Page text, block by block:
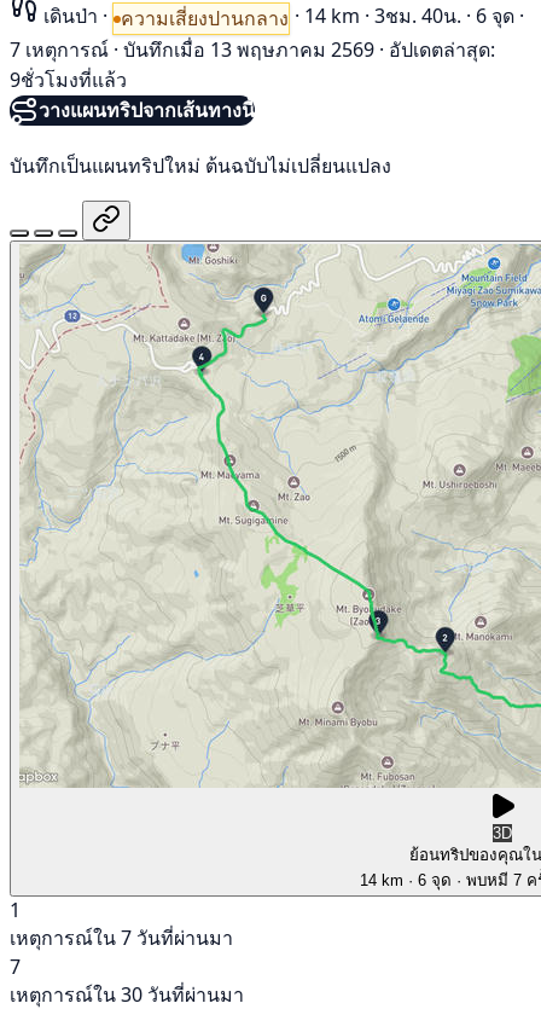
เดินป่า · ความเสี่ยงปานกลาง · 14 km · 3ชม. 40น. · 6 จุด ·
7 เหตุการณ์ · บันทึกเมื่อ 13 พฤษภาคม 2569 · อัปเดตล่าสุด:
9ชั่วโมงที่แล้ว
วางแผนทริปจากเส้นทางนี้
บันทึกเป็นแผนทริปใหม่ ต้นฉบับไม่เปลี่ยนแปลง
3D
ย้อนทริปของคุณใ
14 km · 6 จุด · พบหมี 7
1
เหตุการณ์ใน 7 วันที่ผ่านมา
7
เหตุการณ์ใน 30 วันที่ผ่านมา